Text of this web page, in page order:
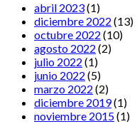
abril 2023(1)
diciembre 2022 (13)
octubre 2022 (10)
agosto 2022 (2)
julio 2022 (1)
junio 2022 (5)
marzo 2022 (2)
diciembre 2019(1)
noviembre 2015(1)